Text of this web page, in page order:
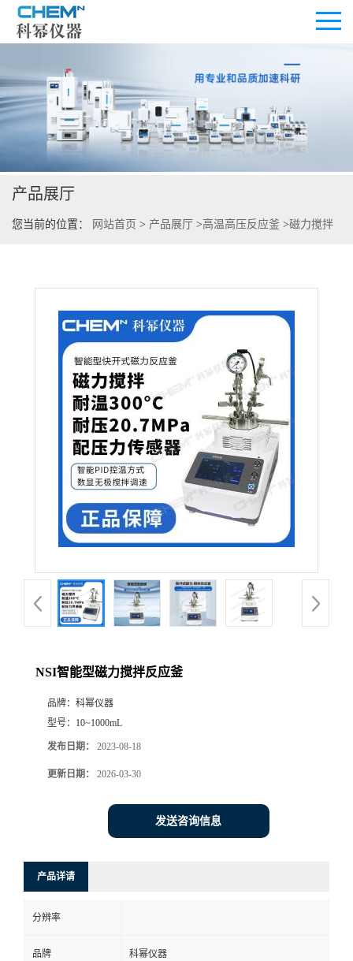
公司首页
公司介绍
公司动态
联系方式
在线留言
产品展厅
您当前的位置： 网站首页 > 产品展厅 >高温高压反应釜 >磁力搅拌
NSI智能型磁力搅拌反应釜
品牌： 科幂仪器
型号： 10~1000mL
发布日期： 2023-08-18
更新日期： 2026-03-30
发送咨询信息
产品详请
分辨率
品牌 科幂仪器